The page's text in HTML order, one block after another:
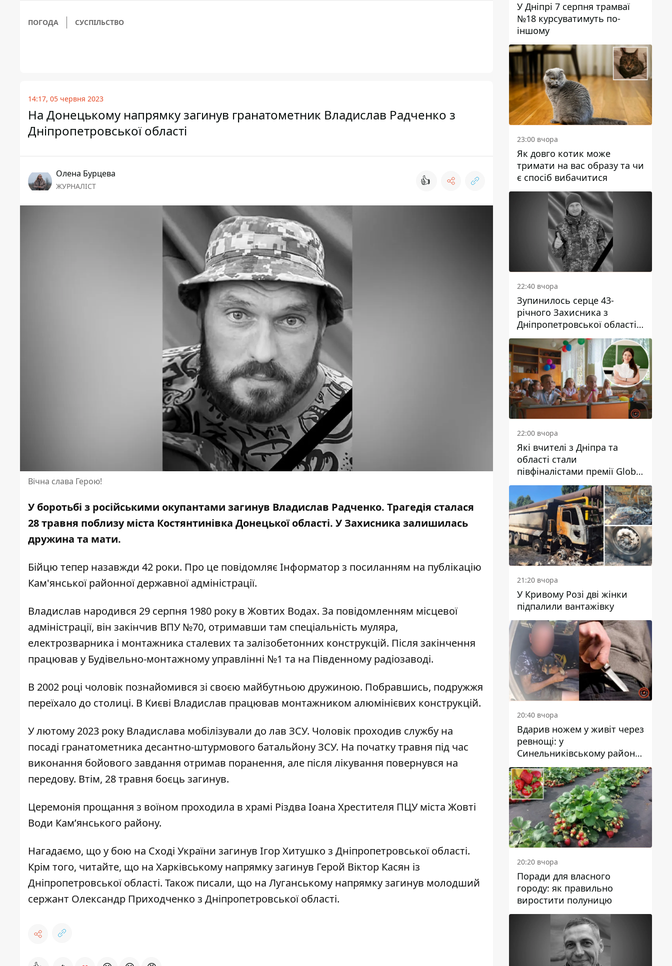
ПОГОДА СУСПІЛЬСТВО
14:17, 05 червня 2023
На Донецькому напрямку загинув гранатометник Владислав Радченко з
Дніпропетровської області
Олена Бурцева
ЖУРНАЛІСТ 👍
Вічна слава Герою!
У боротьбі з російськими окупантами загинув Владислав Радченко. Трагедія сталася
28 травня поблизу міста Костянтинівка Донецької області. У Захисника залишилась
дружина та мати.
Бійцю тепер назавжди 42 роки. Про це повідомляє Інформатор з посиланням на публікацію
Кам'янської районної державної адміністрації.
Владислав народився 29 серпня 1980 року в Жовтих Водах. За повідомленням місцевої
адміністрації, він закінчив ВПУ №70, отримавши там спеціальність муляра,
електрозварника і монтажника сталевих та залізобетонних конструкцій. Після закінчення
працював у Будівельно-монтажному управлінні №1 та на Південному радіозаводі.
В 2002 році чоловік познайомився зі своєю майбутньою дружиною. Побравшись, подружжя
переїхало до столиці. В Києві Владислав працював монтажником алюмінієвих конструкцій.
У лютому 2023 року Владислава мобілізували до лав ЗСУ. Чоловік проходив службу на
посаді гранатометника десантно-штурмового батальйону ЗСУ. На початку травня під час
виконання бойового завдання отримав поранення, але після лікування повернувся на
передову. Втім, 28 травня боєць загинув.
Церемонія прощання з воїном проходила в храмі Різдва Іоана Хрестителя ПЦУ міста Жовті
Води Кам’янського району.
Нагадаємо, що у бою на Сході України загинув Ігор Хитушко з Дніпропетровської області.
Крім того, читайте, що на Харківському напрямкузагинув Герой Віктор Касян із
Дніпропетровської області. Також писали, що на Луганському напрямкузагинув молодший
сержант Олександр Приходченко з Дніпропетровської області.
У Дніпрі 7 серпня трамваї
№18 курсуватимуть по-
іншому
23:00 вчора
Як довго котик може
тримати на вас образу та чи
є спосіб вибачитися
22:40 вчора
Зупинилось серце 43-
річного Захисника з
Дніпропетровської області
Євгена Зінченка
22:00 вчора
Які вчителі з Дніпра та
області стали
півфіналістами премії Global
Teacher Prize Ukraine 2026
21:20 вчора
У Кривому Розі дві жінки
підпалили вантажівку
20:40 вчора
Вдарив ножем у живіт через
ревнощі: у
Синельниківському районі
затримали 49-річного
чоловіка за вбивство
20:20 вчора
Поради для власного
городу: як правильно
виростити полуницю